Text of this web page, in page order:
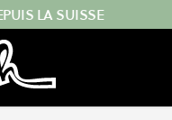
LA SUISSE